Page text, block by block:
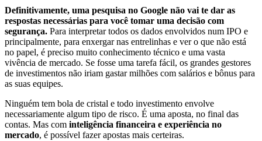
Definitivamente, uma pesquisa no Google não vai te dar as
respostas necessárias para você tomar uma decisão com
segurança. Para interpretar todos os dados envolvidos num IPO e
principalmente, para enxergar nas entrelinhas e ver o que não está
no papel, é preciso muito conhecimento técnico e uma vasta
vivência de mercado. Se fosse uma tarefa fácil, os grandes gestores
de investimentos não iriam gastar milhões com salários e bônus para
as suas equipes.
Ninguém tem bola de cristal e todo investimento envolve
necessariamente algum tipo de risco. É uma aposta, no final das
contas. Mas com inteligência financeira e experiência no
mercado, é possível fazer apostas mais certeiras.